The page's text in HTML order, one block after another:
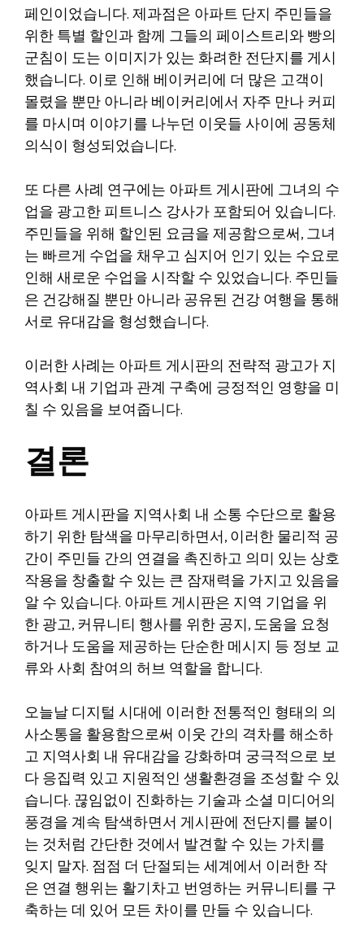
페인이었습니다. 제과점은 아파트 단지 주민들을
위한 특별 할인과 함께 그들의 페이스트리와 빵의
군침이 도는 이미지가 있는 화려한 전단지를 게시
했습니다. 이로 인해 베이커리에 더 많은 고객이
몰렸을 뿐만 아니라 베이커리에서 자주 만나 커피
를 마시며 이야기를 나누던 이웃들 사이에 공동체
의식이 형성되었습니다.
또 다른 사례 연구에는 아파트 게시판에 그녀의 수
업을 광고한 피트니스 강사가 포함되어 있습니다.
주민들을 위해 할인된 요금을 제공함으로써, 그녀
는 빠르게 수업을 채우고 심지어 인기 있는 수요로
인해 새로운 수업을 시작할 수 있었습니다. 주민들
은 건강해질 뿐만 아니라 공유된 건강 여행을 통해
서로 유대감을 형성했습니다.
이러한 사례는 아파트 게시판의 전략적 광고가 지
역사회 내 기업과 관계 구축에 긍정적인 영향을 미
칠 수 있음을 보여줍니다.
결론
아파트 게시판을 지역사회 내 소통 수단으로 활용
하기 위한 탐색을 마무리하면서, 이러한 물리적 공
간이 주민들 간의 연결을 촉진하고 의미 있는 상호
작용을 창출할 수 있는 큰 잠재력을 가지고 있음을
알 수 있습니다. 아파트 게시판은 지역 기업을 위
한 광고, 커뮤니티 행사를 위한 공지, 도움을 요청
하거나 도움을 제공하는 단순한 메시지 등 정보 교
류와 사회 참여의 허브 역할을 합니다.
오늘날 디지털 시대에 이러한 전통적인 형태의 의
사소통을 활용함으로써 이웃 간의 격차를 해소하
고 지역사회 내 유대감을 강화하며 궁극적으로 보
다 응집력 있고 지원적인 생활환경을 조성할 수 있
습니다. 끊임없이 진화하는 기술과 소셜 미디어의
풍경을 계속 탐색하면서 게시판에 전단지를 붙이
는 것처럼 간단한 것에서 발견할 수 있는 가치를
잊지 말자. 점점 더 단절되는 세계에서 이러한 작
은 연결 행위는 활기차고 번영하는 커뮤니티를 구
축하는 데 있어 모든 차이를 만들 수 있습니다.